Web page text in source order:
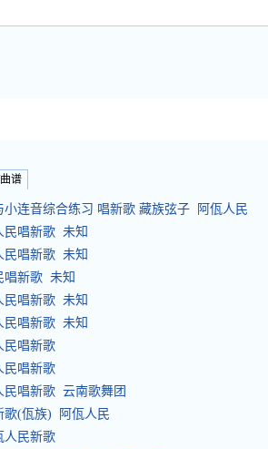
谱
小连音综合练习 唱新歌 藏族弦子 阿佤人民
民唱新歌 未知
民唱新歌 未知
唱新歌 未知
民唱新歌 未知
民唱新歌 未知
民唱新歌
民唱新歌
民唱新歌 云南歌舞团
歌(佤族) 阿佤人民
人民新歌